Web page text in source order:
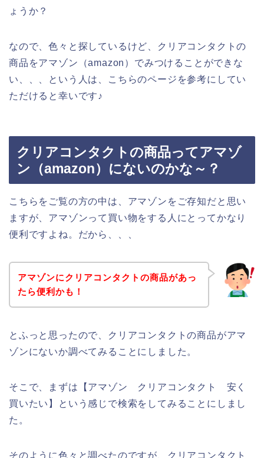
ょうか？
なので、色々と探しているけど、クリアコンタクトの
商品をアマゾン（amazon）でみつけることができな
い、、、という人は、こちらのページを参考にしてい
ただけると幸いです♪
クリアコンタクトの商品ってアマゾ
ン（amazon）にないのかな～？
こちらをご覧の方の中は、アマゾンをご存知だと思い
ますが、アマゾンって買い物をする人にとってかなり
便利ですよね。だから、、、
アマゾンにクリアコンタクトの商品があっ
たら便利かも！
とふっと思ったので、クリアコンタクトの商品がアマ
ゾンにないか調べてみることにしました。
そこで、まずは【アマゾン クリアコンタクト 安く
買いたい】という感じで検索をしてみることにしまし
た。
そのように色々と調べたのですが、クリアコンタクト